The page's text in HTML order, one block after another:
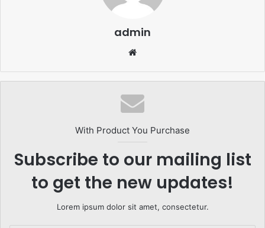
admin
With Product You Purchase
Subscribe to our mailing list
to get the new updates!
Lorem ipsum dolor sit amet, consectetur.